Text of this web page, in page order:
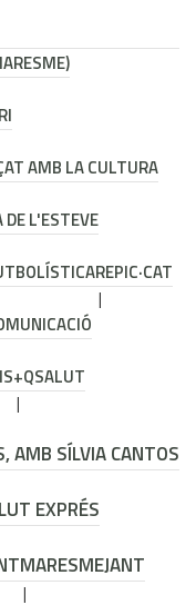
AMB LA CULTURA
DE L'ESTEVE
REPIC·CAT
+QSALUT
AMB SÍLVIA CANTOS
EXPRÉS
MARESMEJANT